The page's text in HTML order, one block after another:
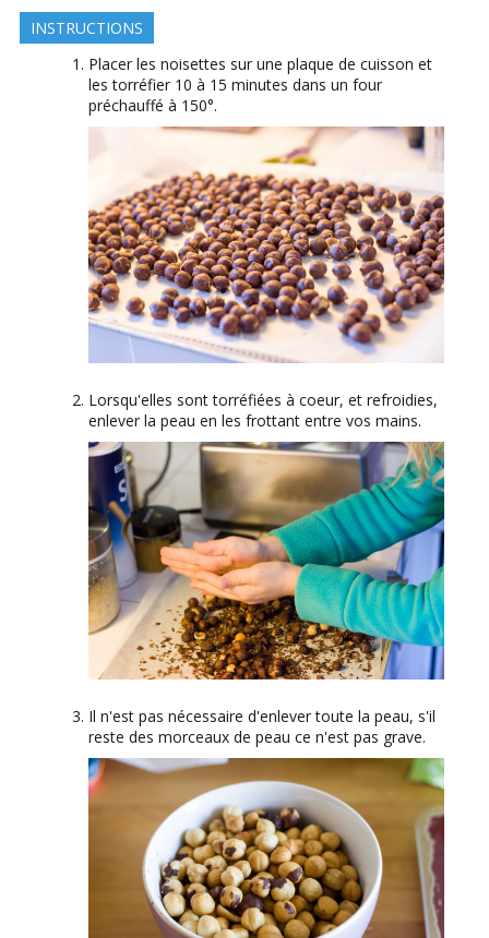
INSTRUCTIONS
Placer les noisettes sur une plaque de cuisson et
les torréfier 10 à 15 minutes dans un four
préchauffé à 150°.
Lorsqu'elles sont torréfiées à coeur, et refroidies,
enlever la peau en les frottant entre vos mains.
Il n'est pas nécessaire d'enlever toute la peau, s'il
reste des morceaux de peau ce n'est pas grave.